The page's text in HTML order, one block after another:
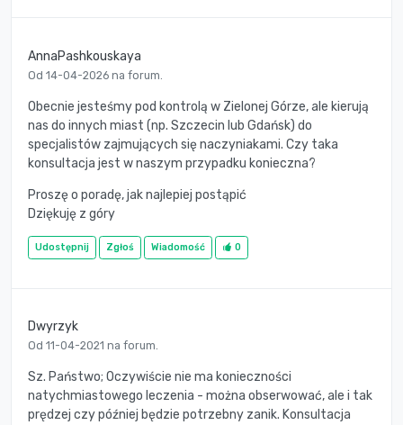
AnnaPashkouskaya
Od 14-04-2026 na forum.
Obecnie jesteśmy pod kontrolą w Zielonej Górze, ale kierują
nas do innych miast (np. Szczecin lub Gdańsk) do
specjalistów zajmujących się naczyniakami. Czy taka
konsultacja jest w naszym przypadku konieczna?
Proszę o poradę, jak najlepiej postąpić
Dziękuję z góry
Udostępnij Zgłoś Wiadomość 0
Dwyrzyk
Od 11-04-2021 na forum.
Sz. Państwo; Oczywiście nie ma konieczności
natychmiastowego leczenia - można obserwować, ale i tak
prędzej czy później będzie potrzebny zanik. Konsultacja